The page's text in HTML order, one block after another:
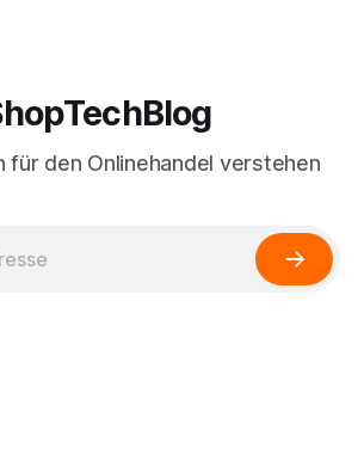
für den Onlinehandel verstehen